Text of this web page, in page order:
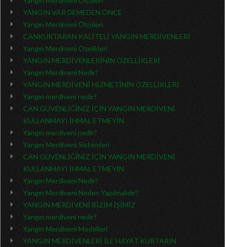
YANGIN VAR DEMEDEN ÖNCE
Yangın Merdiveni Ölçüleri
CANKURTARAN KALİTELİ YANGIN MERDİVENLERİ
Yangın Merdiveni Özelikleri
YANGIN MERDİVENLERİNİN ÖZELLİKLERİ
Yangın Merdiveni Nedir?
YANGIN MERDİVENİ HİZMETİNİN ÖZELLİKLERİ
Yangın merdiveni nedir?
CAN GÜVENLİĞİNİZ İÇİN YANGIN MERDİVENİ
KULLANMAYI İHMAL ETMEYİN
Yangın merdiveni nedir?
Yangın Merdiveni Sistemleri
CAN GÜVENLİĞİNİZ İÇİN YANGIN MERDİVENİ
KULLANMAYI İHMAL ETMEYİN
Yangın Merdiveni Nedir?
Yangın Merdiveni Neden Yapılmalıdır?
YANGIN MERDİVENİ BİZİM İŞİMİZ
Yangın merdiveni nedir?
Yangın Merdiveni Modelleri
YANGIN MERDİVENLERİ İLE HAYAT KURTARIN